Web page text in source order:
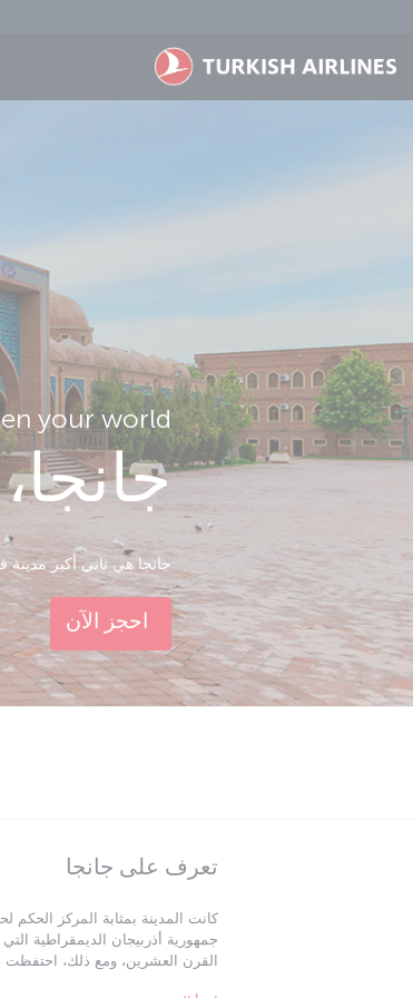
your world
جانجا هي ثاني أكبر
احجز الآن
تعرف على جانجا
كانت المدينة بمثابة المركز
القرن العشرين، ومع ذلك، احتفظت